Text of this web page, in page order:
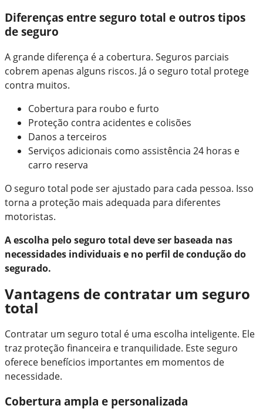
Diferenças entre seguro total e outros tipos
de seguro
A grande diferença é a cobertura. Seguros parciais
cobrem apenas alguns riscos. Já o seguro total protege
contra muitos.
Cobertura para roubo e furto
Proteção contra acidentes e colisões
Danos a terceiros
Serviços adicionais como assistência 24 horas e
carro reserva
O seguro total pode ser ajustado para cada pessoa. Isso
torna a proteção mais adequada para diferentes
motoristas.
A escolha pelo seguro total deve ser baseada nas
necessidades individuais e no perfil de condução do
segurado.
Vantagens de contratar um seguro
total
Contratar um seguro total é uma escolha inteligente. Ele
traz proteção financeira e tranquilidade. Este seguro
oferece benefícios importantes em momentos de
necessidade.
Cobertura ampla e personalizada